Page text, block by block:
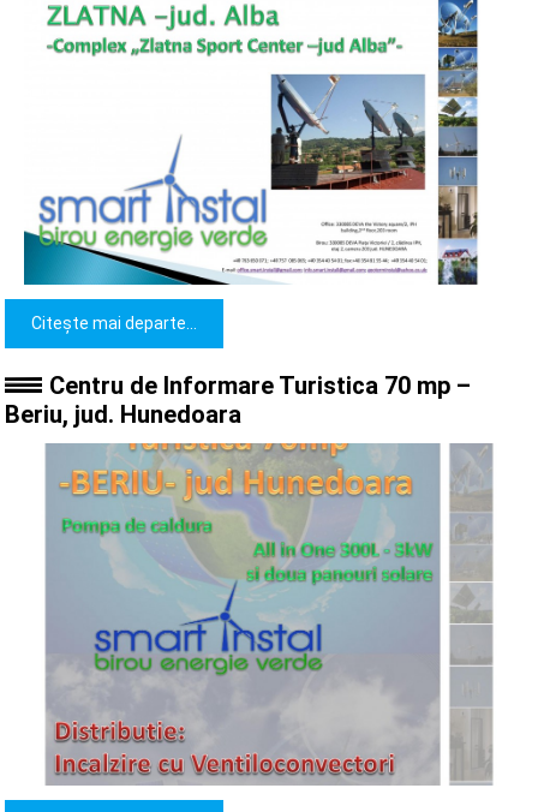
Citește mai departe...
Centru de Informare Turistica 70 mp –
Beriu, jud. Hunedoara